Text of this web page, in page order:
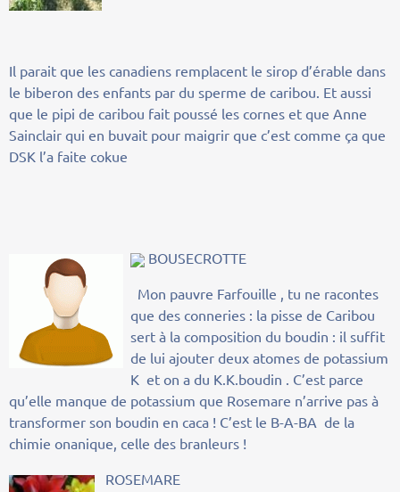
Il parait que les canadiens remplacent le sirop d’érable dans
le biberon des enfants par du sperme de caribou. Et aussi
que le pipi de caribou fait poussé les cornes et que Anne
Sainclair qui en buvait pour maigrir que c’est comme ça que
DSK l’a faite cokue
BOUSECROTTE
Mon pauvre Farfouille , tu ne racontes
que des conneries : la pisse de Caribou
sert à la composition du boudin : il suffit
de lui ajouter deux atomes de potassium
K et on a du K.K.boudin . C’est parce
qu’elle manque de potassium que Rosemare n’arrive pas à
transformer son boudin en caca ! C’est le B-A-BA de la
chimie onanique, celle des branleurs !
ROSEMARE